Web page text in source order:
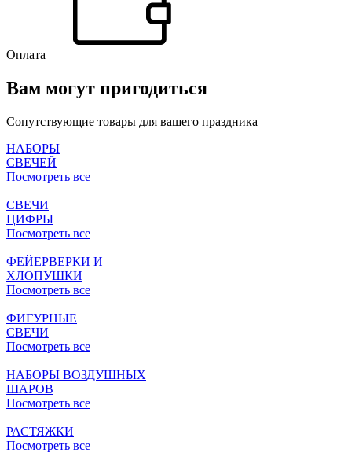
Оплата
Вам могут пригодиться
Сопутствующие товары для вашего праздника
НАБОРЫ
СВЕЧЕЙ
Посмотреть все
СВЕЧИ
ЦИФРЫ
Посмотреть все
ФЕЙЕРВЕРКИ И
ХЛОПУШКИ
Посмотреть все
ФИГУРНЫЕ
СВЕЧИ
Посмотреть все
НАБОРЫ ВОЗДУШНЫХ
ШАРОВ
Посмотреть все
РАСТЯЖКИ
Посмотреть все